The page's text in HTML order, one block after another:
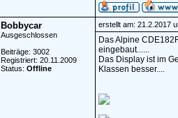
Bobbycar
Ausgeschlossen
Beiträge: 3002
Registriert: 20.11.2009
Status: Offline
erstellt am: 21.2.2017
Das Alpine
eingebaut......
Das Display ist im
Klassen besser....